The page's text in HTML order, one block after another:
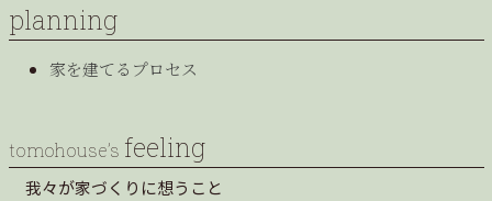
planning
家を建てるプロセス
tomohouse’s feeling
我々が家づくりに想うこと